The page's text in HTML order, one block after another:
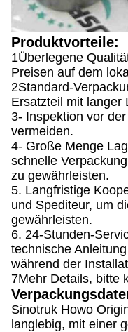
Produktvorteile:
1Überlegene
Preisen auf dem
2Standard-
Ersatzteil mit langer
3- Inspektion vor
vermeiden.
4- Große Menge
schnelle
zu gewährleisten.
5. Langfristige
und Spediteur, um
gewährleisten.
6. 24-Stunden-
technische
während der
7Mehr Details, bitte
Sinotruk Howo
langlebig, mit einer